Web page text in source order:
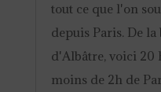
tout ce que l'on
depuis Paris. De
d'Albâtre, voici 20
moins de 2h de